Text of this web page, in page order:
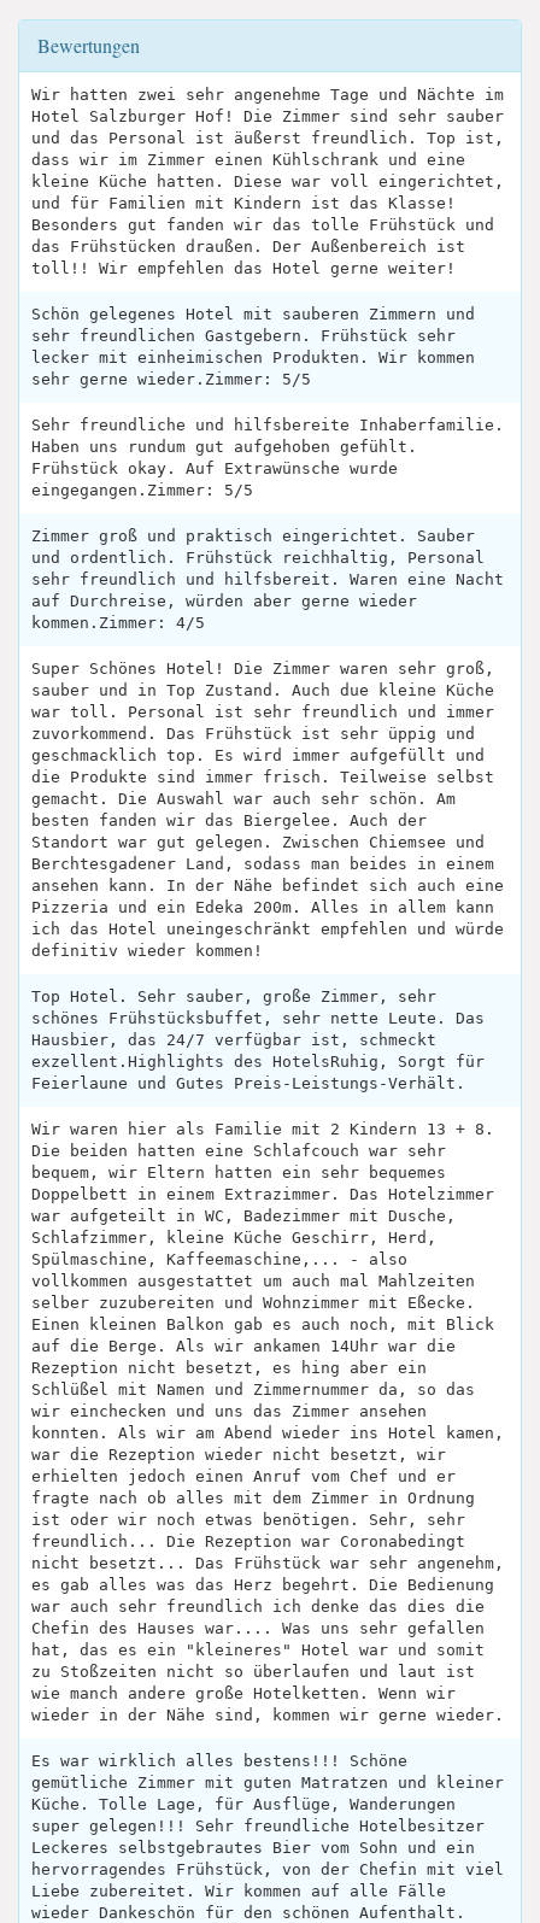
Bewertungen
Wir hatten zwei sehr angenehme Tage und Nächte im
Hotel Salzburger Hof! Die Zimmer sind sehr sauber
und das Personal ist äußerst freundlich. Top ist,
dass wir im Zimmer einen Kühlschrank und eine
kleine Küche hatten. Diese war voll eingerichtet,
und für Familien mit Kindern ist das Klasse!
Besonders gut fanden wir das tolle Frühstück und
das Frühstücken draußen. Der Außenbereich ist
toll!! Wir empfehlen das Hotel gerne weiter!
Schön gelegenes Hotel mit sauberen Zimmern und
sehr freundlichen Gastgebern. Frühstück sehr
lecker mit einheimischen Produkten. Wir kommen
sehr gerne wieder.Zimmer: 5/5
Sehr freundliche und hilfsbereite Inhaberfamilie.
Haben uns rundum gut aufgehoben gefühlt.
Frühstück okay. Auf Extrawünsche wurde
eingegangen.Zimmer: 5/5
Zimmer groß und praktisch eingerichtet. Sauber
und ordentlich. Frühstück reichhaltig, Personal
sehr freundlich und hilfsbereit. Waren eine Nacht
auf Durchreise, würden aber gerne wieder
kommen.Zimmer: 4/5
Super Schönes Hotel! Die Zimmer waren sehr groß,
sauber und in Top Zustand. Auch due kleine Küche
war toll. Personal ist sehr freundlich und immer
zuvorkommend. Das Frühstück ist sehr üppig und
geschmacklich top. Es wird immer aufgefüllt und
die Produkte sind immer frisch. Teilweise selbst
gemacht. Die Auswahl war auch sehr schön. Am
besten fanden wir das Biergelee. Auch der
Standort war gut gelegen. Zwischen Chiemsee und
Berchtesgadener Land, sodass man beides in einem
ansehen kann. In der Nähe befindet sich auch eine
Pizzeria und ein Edeka 200m. Alles in allem kann
ich das Hotel uneingeschränkt empfehlen und würde
definitiv wieder kommen!
Top Hotel. Sehr sauber, große Zimmer, sehr
schönes Frühstücksbuffet, sehr nette Leute. Das
Hausbier, das 24/7 verfügbar ist, schmeckt
exzellent.Highlights des HotelsRuhig, Sorgt für
Feierlaune und Gutes Preis-Leistungs-Verhält.
Wir waren hier als Familie mit 2 Kindern 13 + 8.
Die beiden hatten eine Schlafcouch war sehr
bequem, wir Eltern hatten ein sehr bequemes
Doppelbett in einem Extrazimmer. Das Hotelzimmer
war aufgeteilt in WC, Badezimmer mit Dusche,
Schlafzimmer, kleine Küche Geschirr, Herd,
Spülmaschine, Kaffeemaschine,... - also
vollkommen ausgestattet um auch mal Mahlzeiten
selber zuzubereiten und Wohnzimmer mit Eßecke.
Einen kleinen Balkon gab es auch noch, mit Blick
auf die Berge. Als wir ankamen 14Uhr war die
Rezeption nicht besetzt, es hing aber ein
Schlüßel mit Namen und Zimmernummer da, so das
wir einchecken und uns das Zimmer ansehen
konnten. Als wir am Abend wieder ins Hotel kamen,
war die Rezeption wieder nicht besetzt, wir
erhielten jedoch einen Anruf vom Chef und er
fragte nach ob alles mit dem Zimmer in Ordnung
ist oder wir noch etwas benötigen. Sehr, sehr
freundlich... Die Rezeption war Coronabedingt
nicht besetzt... Das Frühstück war sehr angenehm,
es gab alles was das Herz begehrt. Die Bedienung
war auch sehr freundlich ich denke das dies die
Chefin des Hauses war.... Was uns sehr gefallen
hat, das es ein "kleineres" Hotel war und somit
zu Stoßzeiten nicht so überlaufen und laut ist
wie manch andere große Hotelketten. Wenn wir
wieder in der Nähe sind, kommen wir gerne wieder.
Es war wirklich alles bestens!!! Schöne
gemütliche Zimmer mit guten Matratzen und kleiner
Küche. Tolle Lage, für Ausflüge, Wanderungen
super gelegen!!! Sehr freundliche Hotelbesitzer
Leckeres selbstgebrautes Bier vom Sohn und ein
hervorragendes Frühstück, von der Chefin mit viel
Liebe zubereitet. Wir kommen auf alle Fälle
wieder Dankeschön für den schönen Aufenthalt.